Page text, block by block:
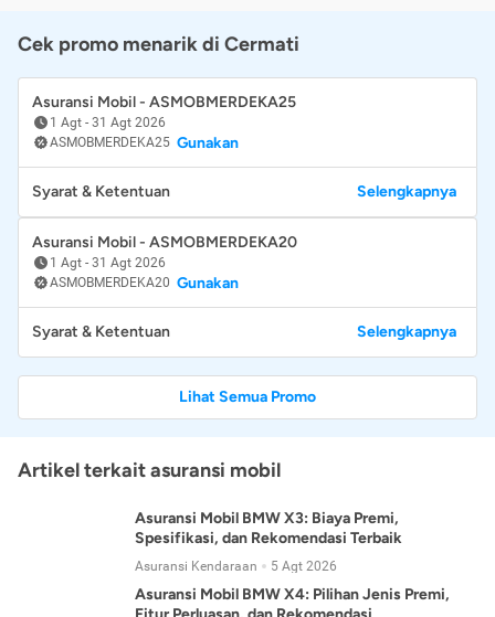
Cek promo menarik di Cermati
Asuransi Mobil - ASMOBMERDEKA25
1 Agt - 31 Agt 2026
ASMOBMERDEKA25 Gunakan
Syarat & Ketentuan Selengkapnya
Asuransi Mobil - ASMOBMERDEKA20
1 Agt - 31 Agt 2026
ASMOBMERDEKA20 Gunakan
Syarat & Ketentuan Selengkapnya
Lihat Semua Promo
Artikel terkait asuransi mobil
Asuransi Mobil BMW X3: Biaya Premi,
Spesifikasi, dan Rekomendasi Terbaik
Asuransi Kendaraan 5 Agt 2026
Asuransi Mobil BMW X4: Pilihan Jenis Premi,